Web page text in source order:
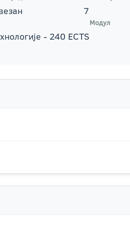
7
- 240 ECTS
Модул